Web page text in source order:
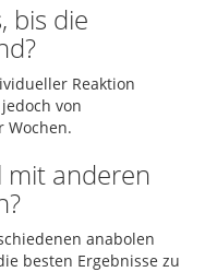
bis die
Reaktion
von
Wochen.
mit anderen
anabolen
besten Ergebnisse zu